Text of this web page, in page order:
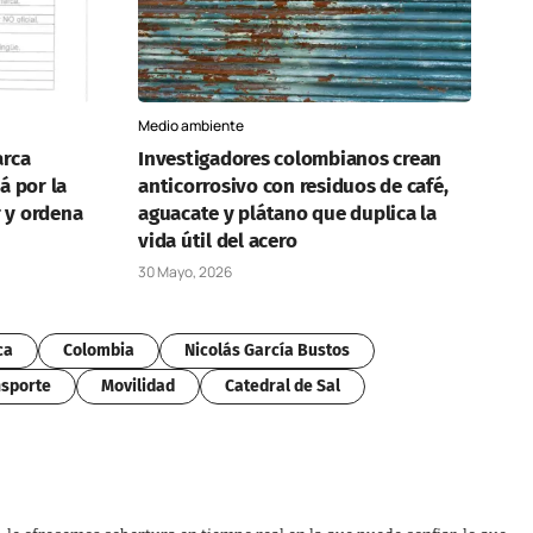
por la
ordena
Medio ambiente
Investigadores colombianos crean
anticorrosivo con residuos de café,
aguacate y plátano que duplica la
vida útil del acero
30 Mayo, 2026
Colombia
Nicolás García Bustos
Movilidad Catedral de Sal